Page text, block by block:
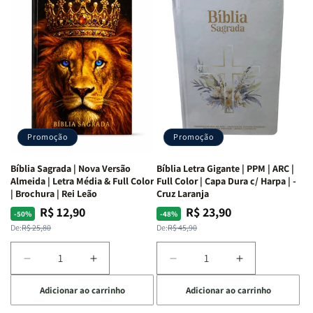
Mulheres
da
Bíblia
Isabelle
S.
Alves
as
Mulheres
da
Bíblia
|
Isabelle
S.
Alves
Bíblia
Livro
por
Livro
um
panorama
completo
dos
66
da
Bíblia
Equipe
teológica
Penkal
Bíblia
Livro
-
um
panorama
completo
dos
da
Bíblia
Penkal
Promoção
Bíblia Sagrada | Nova Versão
Almeida | Letra Média & Full Color
| Brochura | Rei Leão
-50%
Preço
normal
De:R$ 25,80
Preço
promocional
R$ 12,90
Diminuir
a
quantidade
de
Aumentar
a
quantidade
de
Adicionar ao carrinho
Promoção
Bíblia Letra Gigante | PPM | ARC |
Full Color | Capa Dura c/ Harpa | -
Cruz Laranja
-48%
Preço
normal
De:R$ 45,90
Preço
promocional
R$ 23,90
Diminuir
a
quantidade
de
Aumentar
a
quantidade
de
Adicionar ao carrinho